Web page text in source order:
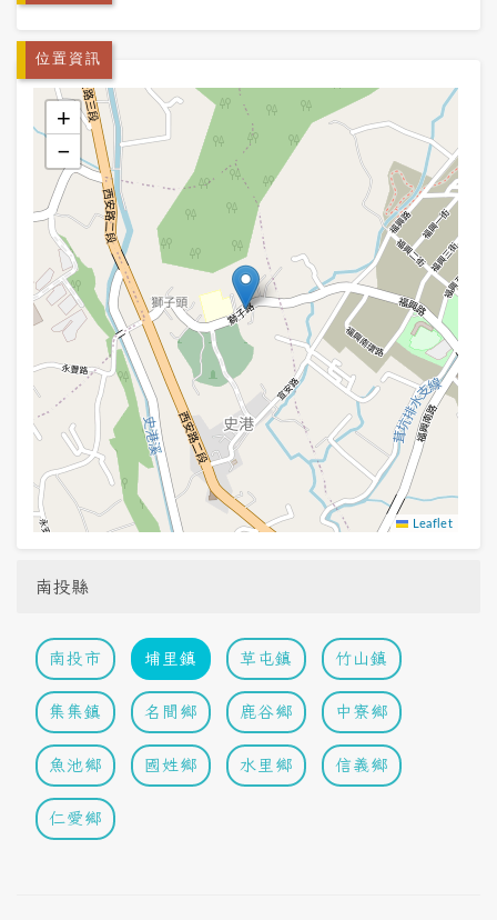
位置資訊
+
−
Leaflet
南投縣
南投市 埔里鎮 草屯鎮 竹山鎮
集集鎮 名間鄉 鹿谷鄉 中寮鄉
魚池鄉 國姓鄉 水里鄉 信義鄉
仁愛鄉